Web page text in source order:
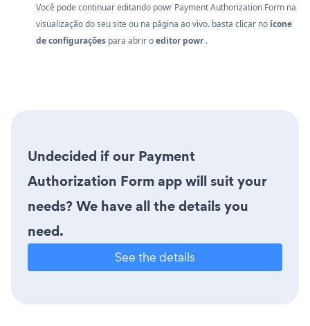
Você pode continuar editando powr Payment Authorization Form na
visualização do seu site ou na página ao vivo. basta clicar no ícone
de configurações para abrir oeditor powr.
Undecided if our Payment
Authorization Form app will suit your
needs? We have all the details you
need.
See the details